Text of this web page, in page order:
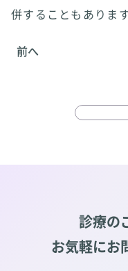
併することもあります
前へ
診療の
お気軽にお